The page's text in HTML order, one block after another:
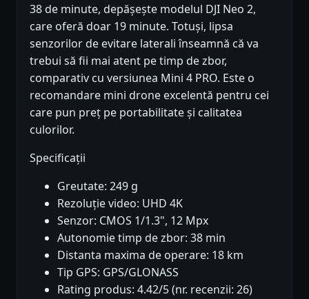
38 de minute, depășește modelul DJI Neo 2,
care oferă doar 19 minute. Totuși, lipsa
senzorilor de evitare laterali înseamnă că va
trebui să fii mai atent pe timp de zbor,
comparativ cu versiunea Mini 4 PRO. Este o
recomandare mini drone excelentă pentru cei
care pun preț pe portabilitate și calitatea
culorilor.
Specificații
Greutate: 249 g
Rezoluție video: UHD 4K
Senzor: CMOS 1/1.3", 12 Mpx
Autonomie timp de zbor: 38 min
Distanta maxima de operare: 18 km
Tip GPS: GPS/GLONASS
Rating produs: 4.42/5 (nr. recenzii: 26)